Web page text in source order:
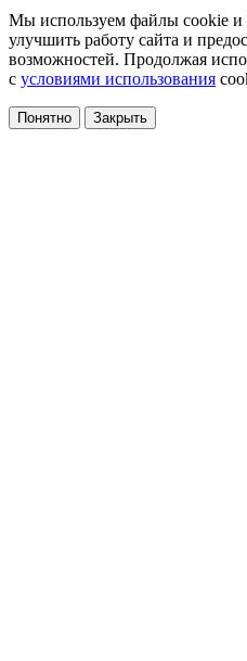
Мы используем файлы cookie
улучшить работу сайта и
возможностей. Продолжая
с условиями использования
Понятно Закрыть